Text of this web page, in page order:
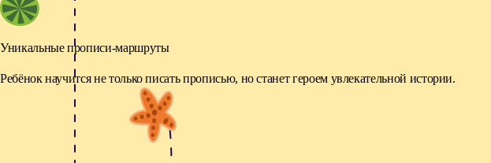
Уникальные прописи-маршруты
Ребёнок научится не только писать прописью, но станет героем увлекательной истории.